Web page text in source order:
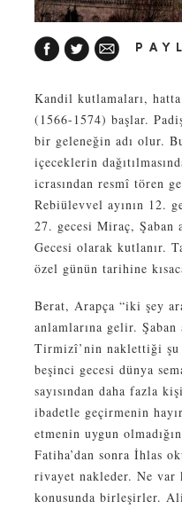
Kandil kutlamaları,
(1566-1574) başlar.
bir geleneğin adı olur.
içeceklerin
icrasından resmî tören
Rebiülevvel ayının 12.
27. gecesi Miraç, Şaban
Gecesi olarak kutlanır.
özel günün tarihine
Berat, Arapça “iki şey
anlamlarına gelir.
Tirmizî’nin naklettiği şu
beşinci gecesi dünya
sayısından daha fazla
ibadetle geçirmenin
etmenin uygun
Fatiha’dan sonra İhlas
rivayet nakleder. Ne var
konusunda birleşirler.